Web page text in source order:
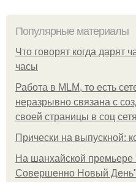
Популярные материалы
Что говорят когда дарят
часы
Работа в MLM, то есть
неразрывно связана с
своей страницы в соц
Прически на выпускной:
На шанхайской премьере
Совершенно Новый